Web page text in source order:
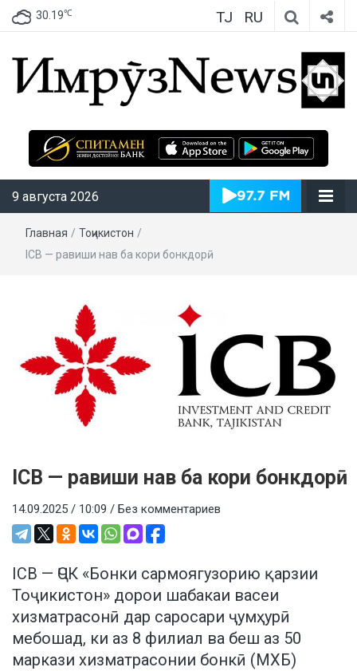
30.19℃ TJ RU
ИмрӯзNews
9 августа 2026
Главная / Тоҷикистон /
ICB — равиши нав ба кори бонкдорӣ
ICB — равиши нав ба кори бонкдорӣ
14.09.2025 / 10:09 / Без комментариев
ICB — ҶСК «Бонки сармоягузорию қарзии
Тоҷикистон» дорои шабакаи васеи
хизматрасонӣ дар саросари ҷумҳурӣ
мебошад, ки аз 8 филиал ва беш аз 50
маркази хизматрасонии бонкӣ (МХБ)